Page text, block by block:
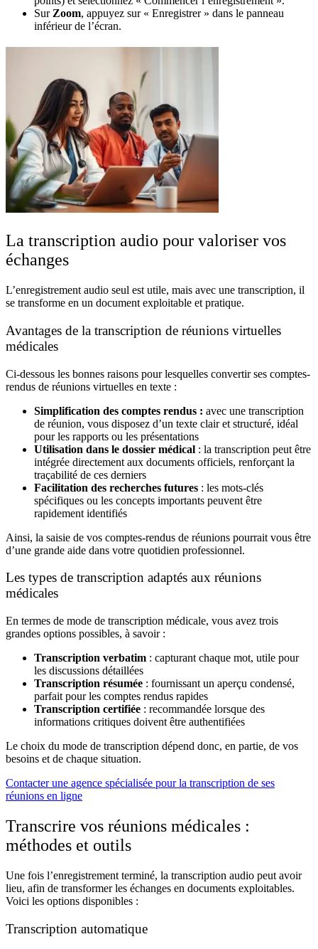
SurZoom, appuyez sur « Enregistrer » dans le panneau
inférieur de l’écran.
La transcription audio pour valoriser vos
échanges
L’enregistrement audio seul est utile, mais avec une transcription, il
se transforme en un document exploitable et pratique.
Avantages de la transcription de réunions virtuelles
médicales
Ci-dessous les bonnes raisons pour lesquelles convertir ses comptes-
rendus de réunions virtuelles en texte :
Simplification des comptes rendus : avec une transcription
de réunion, vous disposez d’un texte clair et structuré, idéal
pour les rapports ou les présentations
Utilisation dans le dossier médical : la transcription peut être
intégrée directement aux documents officiels, renforçant la
traçabilité de ces derniers
Facilitation des recherches futures : les mots-clés
spécifiques ou les concepts importants peuvent être
rapidement identifiés
Ainsi, la saisie de vos comptes-rendus de réunions pourrait vous être
d’une grande aide dans votre quotidien professionnel.
Les types de transcription adaptés aux réunions
médicales
En termes de mode de transcription médicale, vous avez trois
grandes options possibles, à savoir :
Transcription verbatim : capturant chaque mot, utile pour
les discussions détaillées
Transcription résumée : fournissant un aperçu condensé,
parfait pour les comptes rendus rapides
Transcription certifiée : recommandée lorsque des
informations critiques doivent être authentifiées
Le choix du mode de transcription dépend donc, en partie, de vos
besoins et de chaque situation.
Contacter une agence spécialisée pour la transcription de ses
réunions en ligne
Transcrire vos réunions médicales :
méthodes et outils
Une fois l’enregistrement terminé, la transcription audio peut avoir
lieu, afin de transformer les échanges en documents exploitables.
Voici les options disponibles :
Transcription automatique